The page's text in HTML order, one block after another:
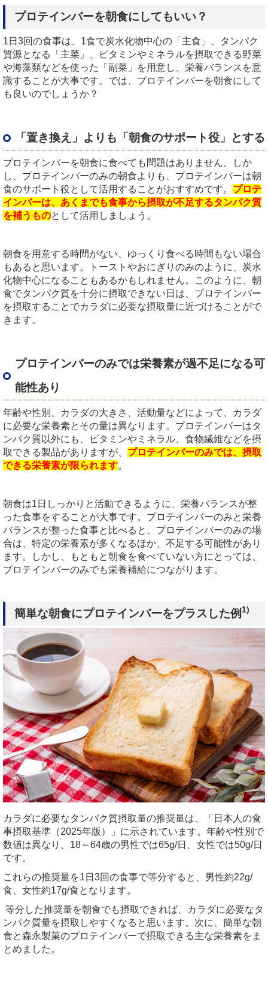
プロテインバーを朝食にしてもいい？
1 日 3回の食事は、 1食で炭水化物中心の「主食」、タンパク
質源となる「主菜」、ビタミンやミネラルを摂取できる野菜
や海藻類などを使った「副菜」を用意し、栄養バランスを意
識することが大事です。では、プロテインバーを朝食にして
も良いのでしょうか？
「置き換え」よりも「朝食のサポート役」とする
プロテインバーを朝食に食べても問題はありません。しか
し、プロテインバーのみの朝食よりも、プロテインバーは朝
食のサポート役として活用することがおすすめです。 プロテ
インバーは、あくまでも食事から摂取が不足するタンパク質
を補うものとして活用しましょう。
朝食を用意する時間がない、ゆっくり食べる時間もない場合
もあると思います。トーストやおにぎりのみのように、炭水
化物中心になることもあるかもしれません。このように、朝
食でタンパク質を十分に摂取できない日は、プロテインバー
を摂取することでカラダに必要な摂取量に近づけることがで
きます。
プロテインバーのみでは栄養素が過不足になる可
能性あり
年齢や性別、カラダの大きさ、活動量などによって、カラダ
に必要な栄養素とその量は異なります。プロテインバーはタ
ンパク質以外にも、ビタミンやミネラル、食物繊維などを摂
取できる製品がありますが、 プロテインバーのみでは、摂取
できる栄養素が限られます。
朝食は1 日しっかりと活動できるように、栄養バランスが整
った食事をすることが大事です。プロテインバーのみと栄養
バランスが整った食事と比べると、プロテインバーのみの場
合は、特定の栄養素が多くなるほか、不足する可能性があり
ます。しかし、もともと朝食を食べていない方にとっては、
プロテインバーのみでも栄養補給につながります。
簡単な朝食にプロテインバーをプラスした例1)
カラダに必要なタンパク質摂取量の推奨量は、「日本人の食
事摂取基準（2025年版）」に示されています。年齢や性別で
数値は異なり、 18～64歳の男性では65g/日、女性では50g/日
です。
これらの推奨量を1 日 3回の食事で等分すると、男性約22g/
食、女性約17g/食となります。
等分した推奨量を朝食でも摂取できれば、カラダに必要なタ
ンパク質量を摂取しやすくなると思います。次に、簡単な朝
食と森永製菓のプロテインバーで摂取できる主な栄養素をま
とめました。